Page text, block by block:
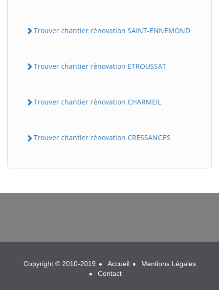
Trouver chantier rénovation SAINT-ENNEMOND
Trouver chantier rénovation ETROUSSAT
Trouver chantier rénovation CHARMEIL
Trouver chantier rénovation CRESSANGES
B
Copyright © 2010-2019 Accueil
Mentions Légales
Contact